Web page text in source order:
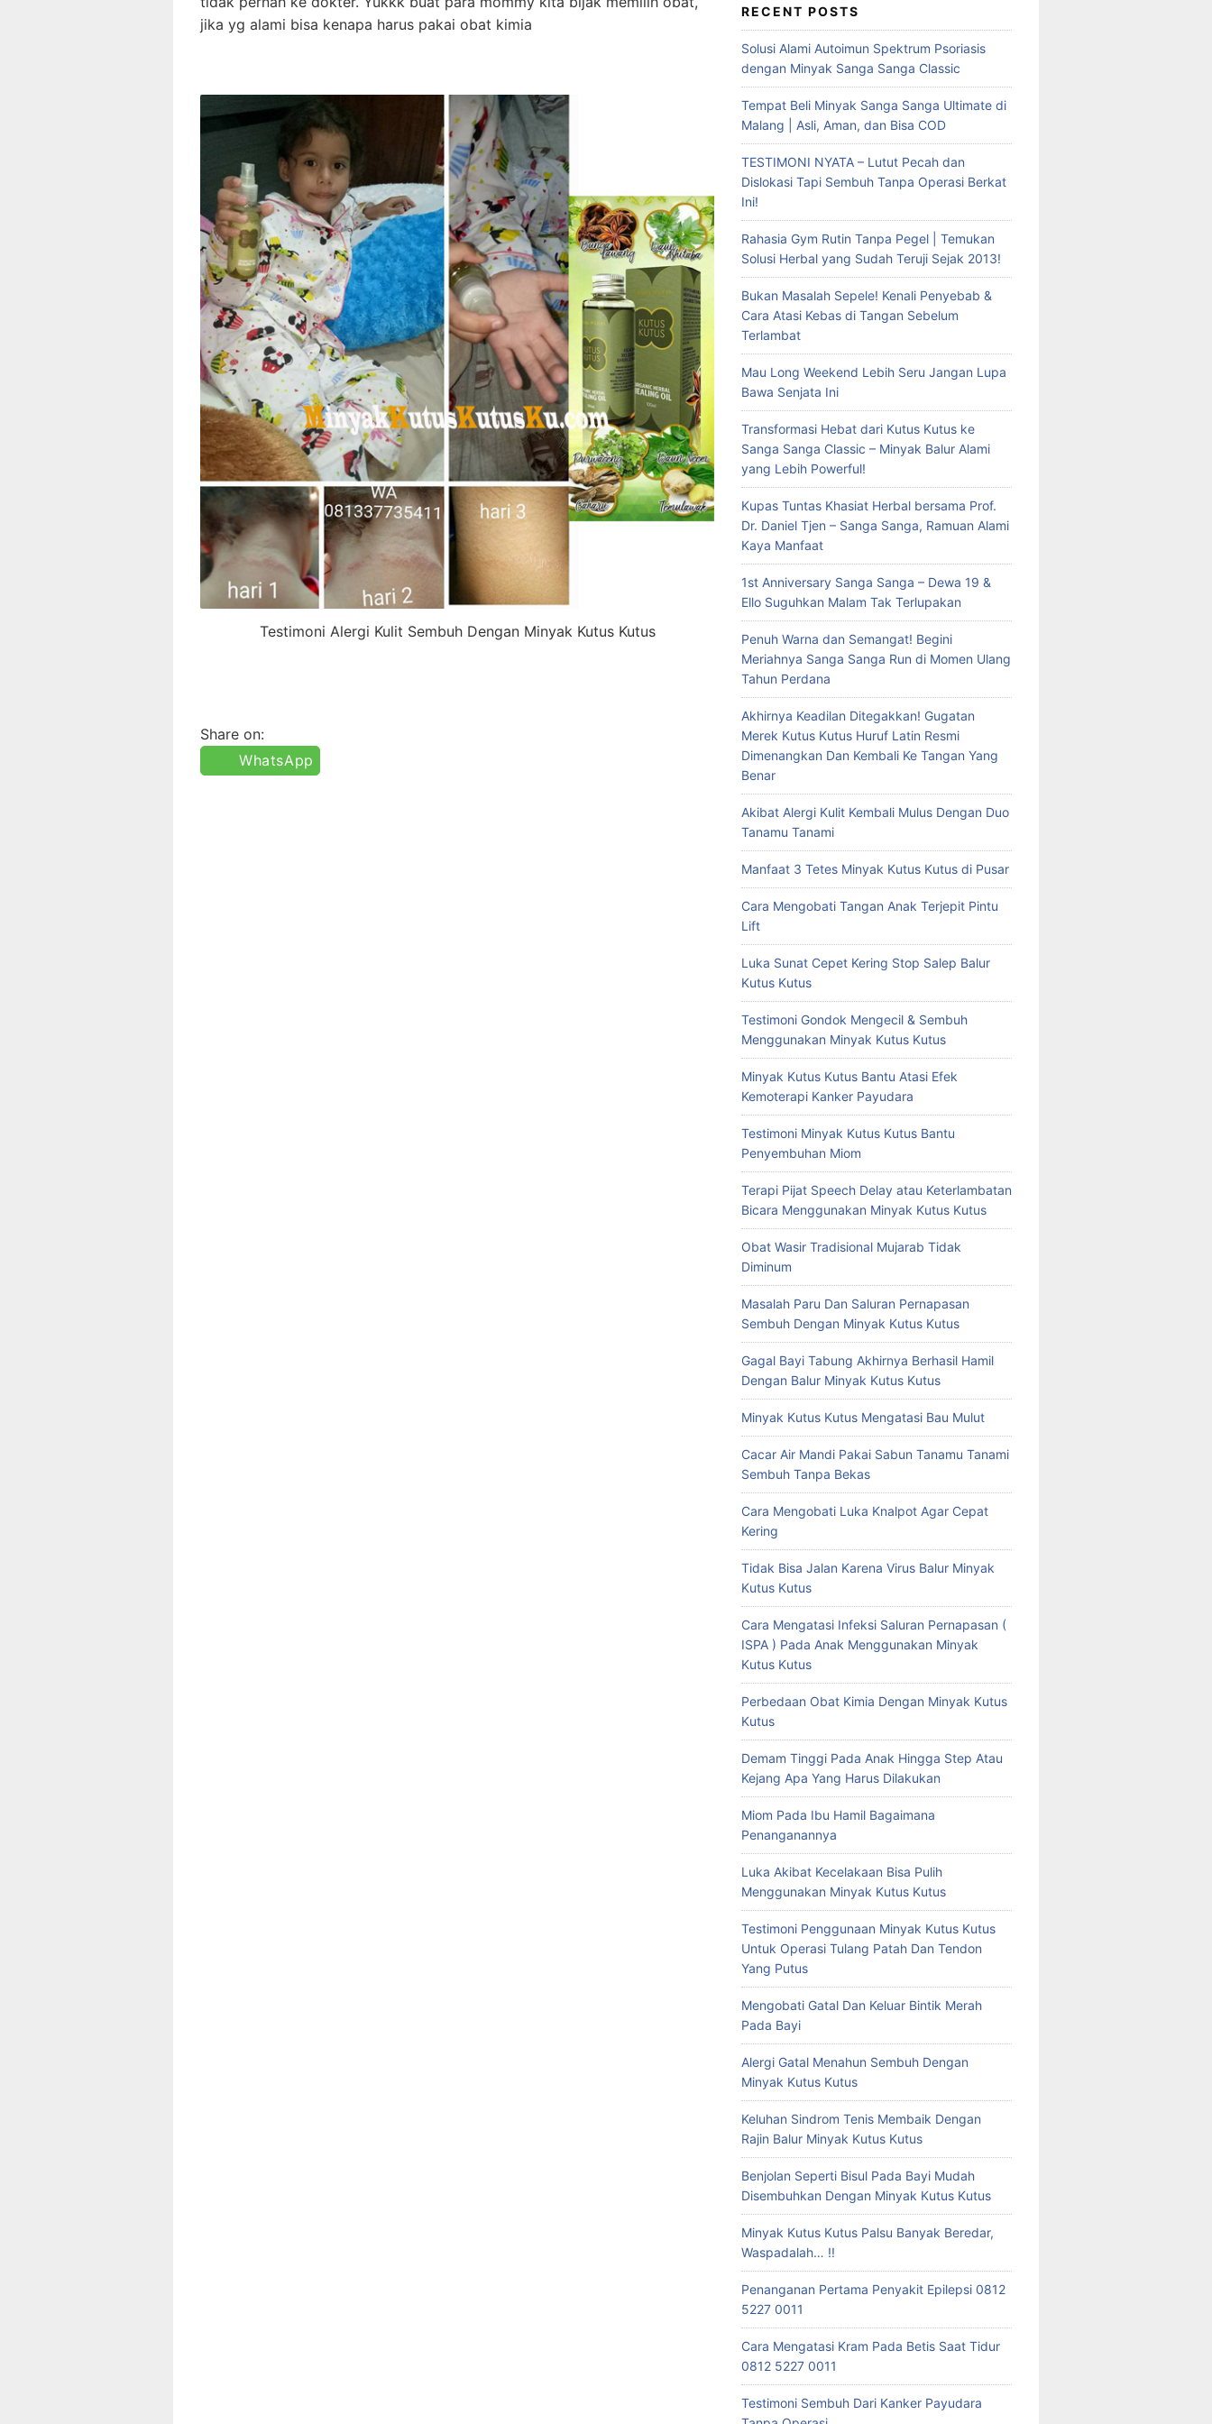
jika yg alami bisa kenapa harus pakai obat kimia
Testimoni Alergi Kulit Sembuh Dengan Minyak Kutus Kutus
Share on:
WhatsApp
RECENT POSTS
Solusi Alami Autoimun Spektrum Psoriasis
dengan Minyak Sanga Sanga Classic
Tempat Beli Minyak Sanga Sanga Ultimate di
Malang | Asli, Aman, dan Bisa COD
TESTIMONI NYATA – Lutut Pecah dan
Dislokasi Tapi Sembuh Tanpa Operasi Berkat
Ini!
Rahasia Gym Rutin Tanpa Pegel | Temukan
Solusi Herbal yang Sudah Teruji Sejak 2013!
Bukan Masalah Sepele! Kenali Penyebab &
Cara Atasi Kebas di Tangan Sebelum
Terlambat
Mau Long Weekend Lebih Seru Jangan Lupa
Bawa Senjata Ini
Transformasi Hebat dari Kutus Kutus ke
Sanga Sanga Classic – Minyak Balur Alami
yang Lebih Powerful!
Kupas Tuntas Khasiat Herbal bersama Prof.
Dr. Daniel Tjen – Sanga Sanga, Ramuan Alami
Kaya Manfaat
1st Anniversary Sanga Sanga – Dewa 19 &
Ello Suguhkan Malam Tak Terlupakan
Penuh Warna dan Semangat! Begini
Meriahnya Sanga Sanga Run di Momen Ulang
Tahun Perdana
Akhirnya Keadilan Ditegakkan! Gugatan
Merek Kutus Kutus Huruf Latin Resmi
Dimenangkan Dan Kembali Ke Tangan Yang
Benar
Akibat Alergi Kulit Kembali Mulus Dengan Duo
Tanamu Tanami
Manfaat 3 Tetes Minyak Kutus Kutus di Pusar
Cara Mengobati Tangan Anak Terjepit Pintu
Lift
Luka Sunat Cepet Kering Stop Salep Balur
Kutus Kutus
Testimoni Gondok Mengecil & Sembuh
Menggunakan Minyak Kutus Kutus
Minyak Kutus Kutus Bantu Atasi Efek
Kemoterapi Kanker Payudara
Testimoni Minyak Kutus Kutus Bantu
Penyembuhan Miom
Terapi Pijat Speech Delay atau Keterlambatan
Bicara Menggunakan Minyak Kutus Kutus
Obat Wasir Tradisional Mujarab Tidak
Diminum
Masalah Paru Dan Saluran Pernapasan
Sembuh Dengan Minyak Kutus Kutus
Gagal Bayi Tabung Akhirnya Berhasil Hamil
Dengan Balur Minyak Kutus Kutus
Minyak Kutus Kutus Mengatasi Bau Mulut
Cacar Air Mandi Pakai Sabun Tanamu Tanami
Sembuh Tanpa Bekas
Cara Mengobati Luka Knalpot Agar Cepat
Kering
Tidak Bisa Jalan Karena Virus Balur Minyak
Kutus Kutus
Cara Mengatasi Infeksi Saluran Pernapasan (
ISPA ) Pada Anak Menggunakan Minyak
Kutus Kutus
Perbedaan Obat Kimia Dengan Minyak Kutus
Kutus
Demam Tinggi Pada Anak Hingga Step Atau
Kejang Apa Yang Harus Dilakukan
Miom Pada Ibu Hamil Bagaimana
Penanganannya
Luka Akibat Kecelakaan Bisa Pulih
Menggunakan Minyak Kutus Kutus
Testimoni Penggunaan Minyak Kutus Kutus
Untuk Operasi Tulang Patah Dan Tendon
Yang Putus
Mengobati Gatal Dan Keluar Bintik Merah
Pada Bayi
Alergi Gatal Menahun Sembuh Dengan
Minyak Kutus Kutus
Keluhan Sindrom Tenis Membaik Dengan
Rajin Balur Minyak Kutus Kutus
Benjolan Seperti Bisul Pada Bayi Mudah
Disembuhkan Dengan Minyak Kutus Kutus
Minyak Kutus Kutus Palsu Banyak Beredar,
Waspadalah… !!
Penanganan Pertama Penyakit Epilepsi 0812
5227 0011
Cara Mengatasi Kram Pada Betis Saat Tidur
0812 5227 0011
Testimoni Sembuh Dari Kanker Payudara